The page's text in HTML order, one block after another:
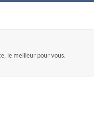
le meilleur pour vous.